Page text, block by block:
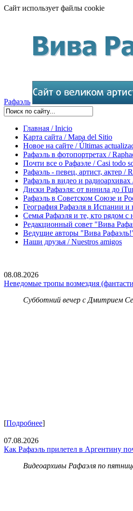
Сайт использует файлы cookie
Рафаэль
Главная / Inicio
Карта сайта / Mapa del Sitio
Новое на сайте / Últimas
Рафаэль в фотопортретах /
Почти все о Рафаэле / Casi todo
Рафаэль - певец, артист, актер /
Рафаэль в видео и
Диски Рафаэля: от винила до
Рафаэль в Советском Союзе и
География Рафаэля в Испании и
Семья Рафаэля и те, кто рядом с
Редакционный совет "Вива
Ведущие авторы "Вива
Наши друзья / Nuestros amigos
08.08.2026
Неведомые тропы возмездия
Субботний вечер с Дмитрием
[Подробнее]
07.08.2026
Как Рафаэль прилетел в Аргентину
Видеоархивы Рафаэля по